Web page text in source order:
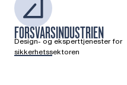
FORSVARSINDUSTRIEN
Design- og eksperttjenester for
sikkerhetssektoren